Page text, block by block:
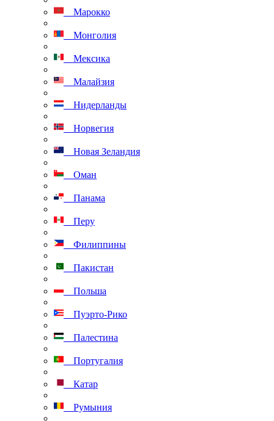
Марокко
Монголия
Мексика
Малайзия
Нидерланды
Норвегия
Новая Зеландия
Оман
Панама
Перу
Филиппины
Пакистан
Польша
Пуэрто-Рико
Палестина
Португалия
Катар
Румыния